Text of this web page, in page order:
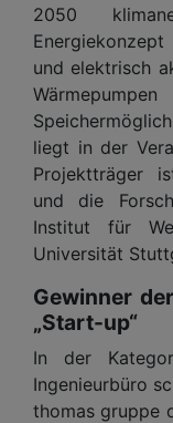
2050
und elektrisch
liegt in der
Projektträger
und die
Institut für
Universität
Gewinner
„Start-up“
In der
Ingenieurbüro
thomas gruppe